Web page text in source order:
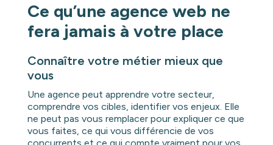
Ce qu’une agence web ne
fera jamais à votre place
Connaître votre métier mieux que
vous
Une agence peut apprendre votre secteur,
comprendre vos cibles, identifier vos enjeux. Elle
ne peut pas vous remplacer pour expliquer ce que
vous faites, ce qui vous différencie de vos